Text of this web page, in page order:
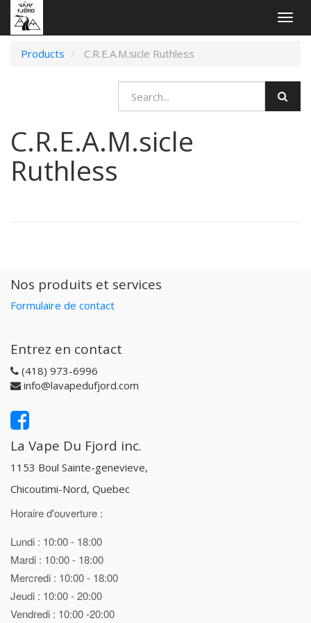
Products
C.R.E.A.M.sicle Ruthless
C.R.E.A.M.sicle
Ruthless
Nos produits et services
Formulaire de contact
Entrez en contact
(418) 973-6996
info@lavapedufjord.com
La Vape Du Fjord inc.
1153 Boul Sainte-genevieve,
Chicoutimi-Nord, Quebec
Horaire d'ouverture :
Lundi : 10:00 - 18:00
Mardi : 10:00 - 18:00
Mercredi : 10:00 - 18:00
Jeudi : 10:00 - 20:00
Vendredi : 10:00 -20:00